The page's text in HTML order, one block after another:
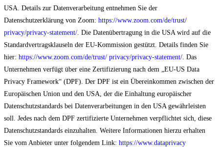
USA. Details zur Datenverarbeitung entnehmen Sie der
Datenschutzerklärung von Zoom: https://www.zoom.com/de/trust/
privacy/privacy-statement/ . Die Datenübertragung in die USA wird auf die
Standardvertragsklauseln der EU-Kommission gestützt. Details finden Sie
hier: https://www.zoom.com/de/trust/ privacy/privacy-statement/ . Das
Unternehmen verfügt über eine Zertifizierung nach dem „EU-US Data
Privacy Framework“ (DPF). Der DPF ist ein Übereinkommen zwischen der
Europäischen Union und den USA, der die Einhaltung europäischer
Datenschutzstandards bei Datenverarbeitungen in den USA gewährleisten
soll. Jedes nach dem DPF zertifizierte Unternehmen verpflichtet sich, diese
Datenschutzstandards einzuhalten. Weitere Informationen hierzu erhalten
Sie vom Anbieter unter folgendem Link: https://www.dataprivacy